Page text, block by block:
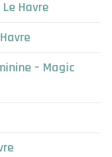
Havre
– Magic